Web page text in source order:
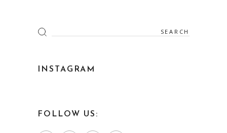
Search
for:
INSTAGRAM
FOLLOW US: